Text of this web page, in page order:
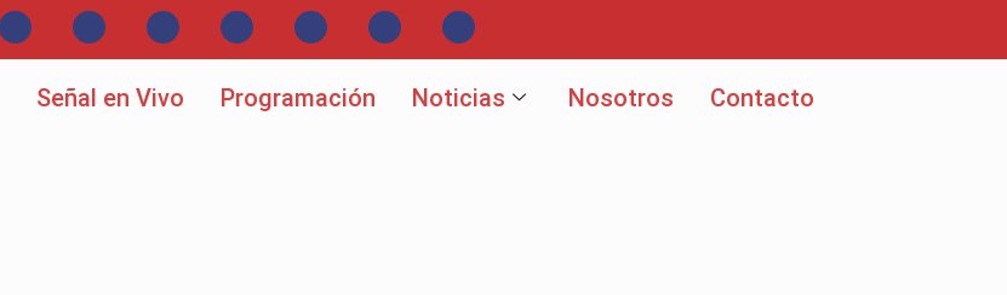
Señal en Vivo Programación Noticias Nosotros Contacto